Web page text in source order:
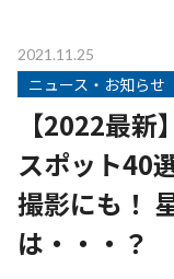
2021.11.25
ニュース・お知らせ
【2022最
スポット40
撮影にも！
は・・・？